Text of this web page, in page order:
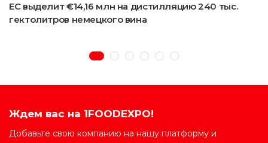
ЕС выделит €14,16 млн на дистилляцию 240 тыс.
гектолитров немецкого вина
Ждем вас на 1FOODEXPO!
Добавьте свою компанию на нашу платформу и